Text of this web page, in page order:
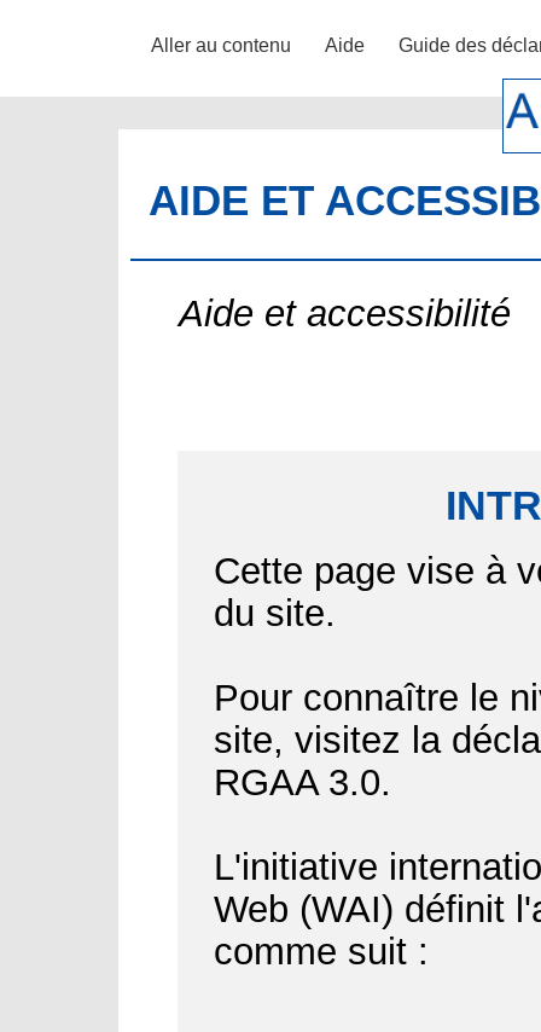
Aller au contenu Aide Guide des
AIDE ET
Aide et accessibilité
Cette page vise à
du site.
Pour connaître le
site, visitez la
RGAA 3.0.
L'initiative
Web (WAI) définit
comme suit :